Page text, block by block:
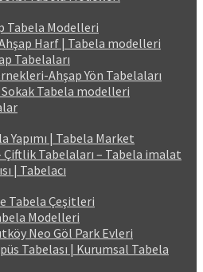
Tabela Modelleri
Harf | Tabela modelleri
Tabelaları
Ahşap Yön Tabelaları
Sokak Tabela modelleri
Yapımı | Tabela Market
Çiftlik Tabelaları – Tabela imalat
| Tabelacı
Tabela Çeşitleri
Modelleri
Neo Göl Park Evleri
Tabelası | Kurumsal Tabela